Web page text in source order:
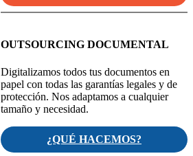
OUTSOURCING DOCUMENTAL
Digitalizamos todos tus documentos en
papel con todas las garantías legales y de
protección. Nos adaptamos a cualquier
tamaño y necesidad.
¿QUÉ HACEMOS?